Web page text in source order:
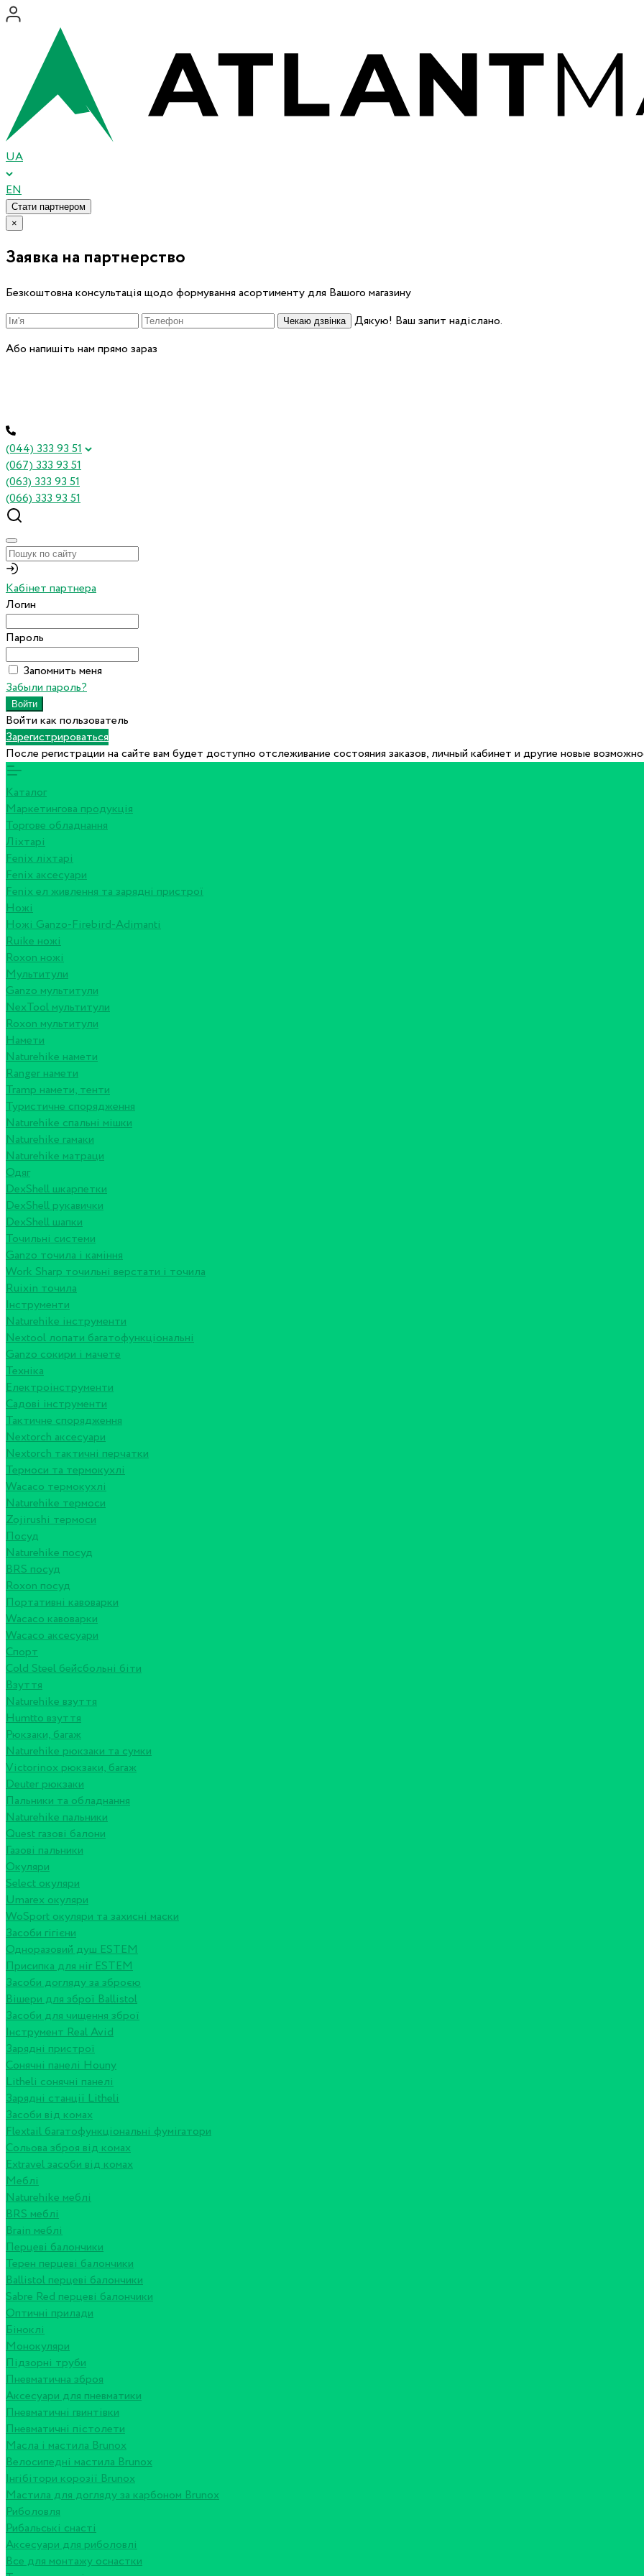
UA
EN
Стати партнером
×
Заявка на партнерство
Безкоштовна консультація щодо формування асортименту для Вашого магазину
Чекаю дзвінка
Дякую! Ваш запит надіслано.
Або напишіть нам прямо зараз
(044) 333 93 51
(067) 333 93 51
(063) 333 93 51
(066) 333 93 51
Кабінет партнера
Логин
Пароль
Запомнить меня
Забыли пароль?
Войти как пользователь
Зарегистрироваться
После регистрации на сайте вам будет доступно отслеживание состояния заказов, личный кабинет и другие новые
Каталог
Маркетингова продукція
Торгове обладнання
Ліхтарі
Fenix ліхтарі
Fenix аксесуари
Fenix ел живлення та зарядні пристрої
Ножі
Ножі Ganzo-Firebird-Adimanti
Ruike ножі
Roxon ножi
Мультитули
Ganzo мультитули
NexTool мультитули
Roxon мультитули
Намети
Naturehike намети
Ranger намети
Tramp намети, тенти
Туристичне спорядження
Naturehike спальні мішки
Naturehike гамаки
Naturehike матраци
Одяг
DexShell шкарпетки
DexShell рукавички
DexShell шапки
Точильні системи
Ganzo точила і каміння
Work Sharp точильні верстати і точила
Ruixin точила
Інструменти
Naturehike інструменти
Nextool лопати багатофункціональні
Ganzo сокири і мачете
Техніка
Електроінструменти
Садові інструменти
Тактичне спорядження
Nextorch аксесуари
Nextorch тактичні перчатки
Термоси та термокухлі
Wacaco термокухлі
Naturehike термоси
Zojirushi термоси
Посуд
Naturehike посуд
BRS посуд
Roxon посуд
Портативні кавоварки
Wacaco кавоварки
Wacaco аксесуари
Спорт
Cold Steel бейсбольні біти
Взуття
Naturehike взуття
Humtto взуття
Рюкзаки, багаж
Naturehike рюкзаки та сумки
Victorinox рюкзаки, багаж
Deuter рюкзаки
Пальники та обладнання
Naturehike пальники
Quest газові балони
Газові пальники
Окуляри
Select окуляри
Umarex окуляри
WoSport окуляри та захисні маски
Засоби гігієни
Одноразовий душ ESTEM
Присипка для ніг ESTEM
Засоби догляду за зброєю
Вішери для зброї Ballistol
Засоби для чищення зброї
Інструмент Real Avid
Зарядні пристрої
Сонячні панелі Houny
Litheli сонячні панелі
Зарядні станції Litheli
Засоби від комах
Flextail багатофункціональні фумігатори
Сольова зброя від комах
Extravel засоби від комах
Меблі
Naturehike меблі
BRS меблі
Brain меблі
Перцеві балончики
Терен перцеві балончики
Ballistol перцеві балончики
Sabre Red перцеві балончики
Оптичні прилади
Біноклі
Монокуляри
Підзорні труби
Пневматична зброя
Аксесуари для пневматики
Пневматичні гвинтівки
Пневматичні пістолети
Масла і мастила Brunox
Велосипедні мастила Brunox
Інгібітори корозії Brunox
Мастила для догляду за карбоном Brunox
Риболовля
Рибальські снасті
Аксесуари для риболовлі
Все для монтажу оснастки